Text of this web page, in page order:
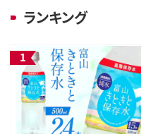
ランキング